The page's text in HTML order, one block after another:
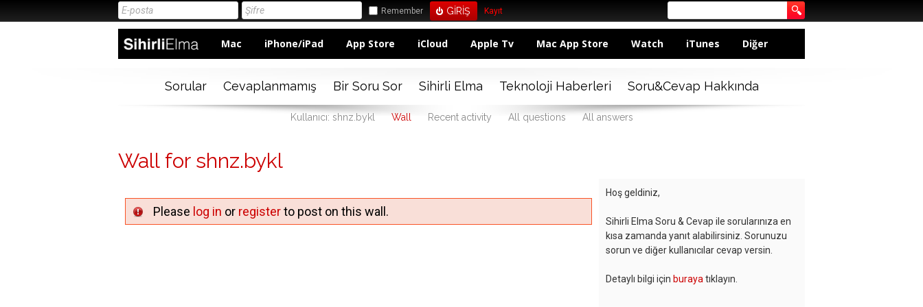
Remember Kayıt
Mac iPhone/iPad App Store iCloud Apple Tv Mac App Store Watch iTunes Diğer
Sorular Cevaplanmamış Bir Soru Sor Sihirli Elma Teknoloji Haberleri Soru&Cevap Hakkında
Kullanıcı: shnz.bykl Wall Recent activity All questions All answers
Wall for shnz.bykl
Please log in or registerto post on this wall.
Hoş geldiniz,
Sihirli Elma Soru & Cevap ile sorularınıza en
kısa zamanda yanıt alabilirsiniz. Sorunuzu
sorun ve diğer kullanıcılar cevap versin.
Detaylı bilgi için buraya tıklayın.